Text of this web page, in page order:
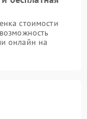
стоимости
онлайн на